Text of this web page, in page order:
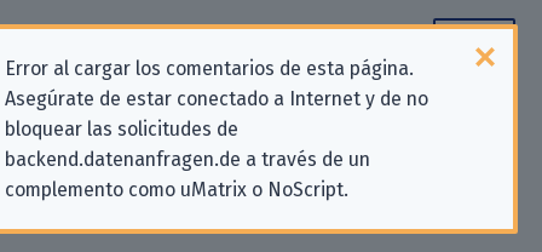
Error al cargar los comentarios de esta página.
Asegúrate de estar conectado a Internet y de no
bloquear las solicitudes de
backend.datenanfragen.de a través de un
complemento como uMatrix o NoScript.
Información de contacto para
solicitudes relativas a la privacidad
para «ASUSTeK COMPUTER INC.»